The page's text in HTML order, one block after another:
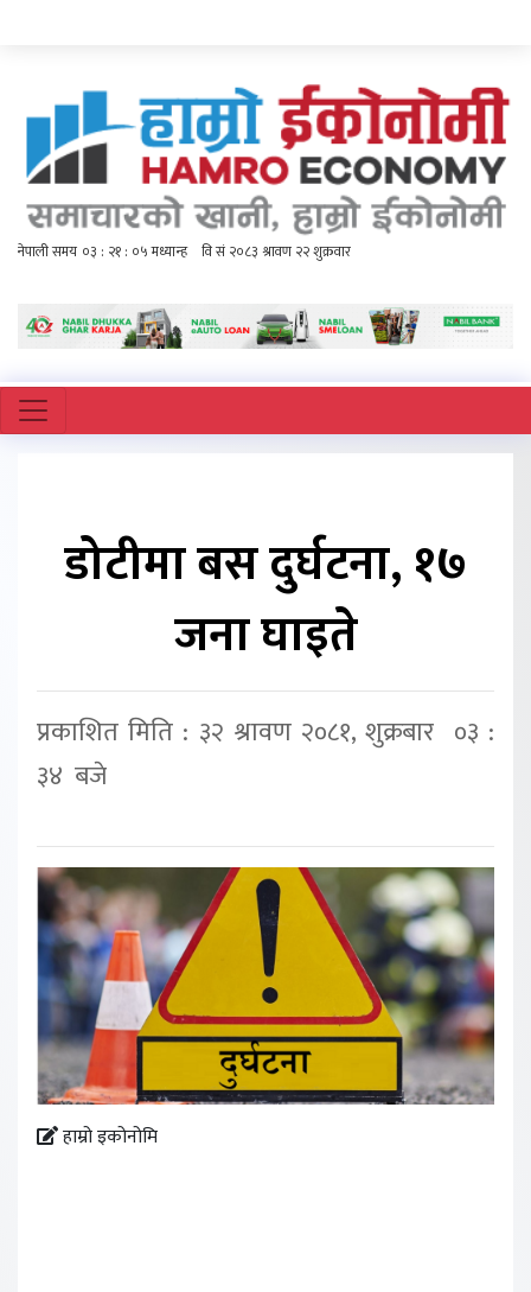
डोटीमा बस दुर्घटना, १७
जना घाइते
प्रकाशित मिति : ३२ श्रावण २०८१, शुक्रबार ०३ :
३४ बजे
हाम्रो इकोनोमि